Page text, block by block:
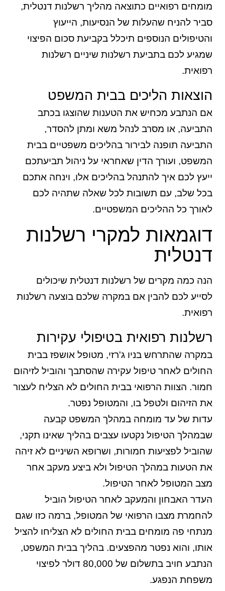
מומחים רפואיים כתוצאה מהליך רשלנות דנטלית,
סביר להניח שהעלות של הנסיעות, הייעוץ
והטיפולים הנוספים תיכלל בקביעת סכום הפיצוי
שמגיע לכם בתביעת רשלנות שיניים רשלנות
רפואית.
הוצאות הליכים בבית המשפט
אם הנתבע מכחיש את הטענות שהוצגו בכתב
התביעה, או מסרב לנהל משא ומתן להסדר,
התביעה תופנה לבירור בהליכים משפטיים בבית
המשפט, ועורך הדין שאחראי על ניהול תביעתכם
ייעץ לכם איך להתנהל בהליכים אלו, וינחה אתכם
בכל שלב, עם תשובות לכל שאלה שתהיה לכם
לאורך כל ההליכים המשפטיים.
דוגמאות למקרי רשלנות
דנטלית
הנה כמה מקרים של רשלנות דנטלית שיכולים
לסייע לכם להבין אם במקרה שלכם בוצעה רשלנות
רפואית.
רשלנות רפואית בטיפולי עקירות
במקרה שהתרחש בניו ג'רזי, מטופל אושפז בבית
החולים לאחר טיפול עקירה שהסתבך והוביל לזיהום
חמור. הצוות הרפואי בבית החולים לא הצליח לעצור
את הזיהום ולטפל בו, והמטופל נפטר.
עדות של עד מומחה במהלך המשפט קבעה
שבמהלך הטיפול נקטעו עצבים בהליך שאינו תקני,
שהוביל לפציעות חמורות, ושרופא השיניים לא זיהה
את הטעות במהלך הטיפול ולא ביצע מעקב אחר
מצב המטופל לאחר הטיפול.
העדר האבחון והמעקב לאחר הטיפול הוביל
להחמרת מצבו הרפואי של המטופל, ברמה כזו שגם
מנתחי פה מומחים בבית החולים לא הצליחו להציל
אותו, והוא נפטר מהפצעים. בהליך בבית המשפט,
הנתבע חויב בתשלום של 80,000 דולר לפיצוי
משפחת הנפגע.